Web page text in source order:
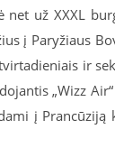
už XXXL
į Paryžiaus
ir
„Wizz
į